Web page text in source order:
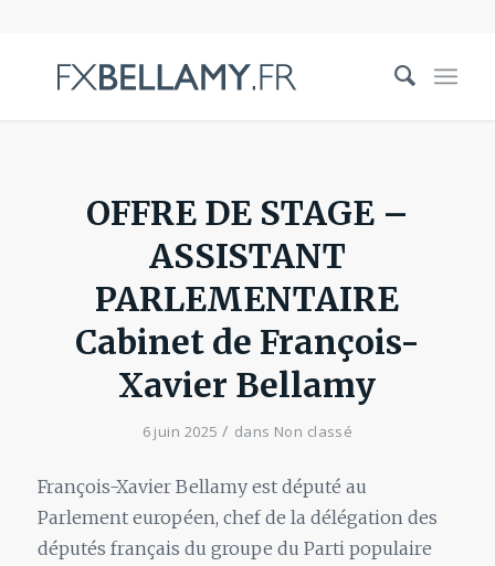
OFFRE DE STAGE –
ASSISTANT
PARLEMENTAIRE
Cabinet de François-
Xavier Bellamy
6 juin 2025 / dans Non classé
François-Xavier Bellamy est député au
Parlement européen, chef de la délégation des
députés français du groupe du Parti populaire